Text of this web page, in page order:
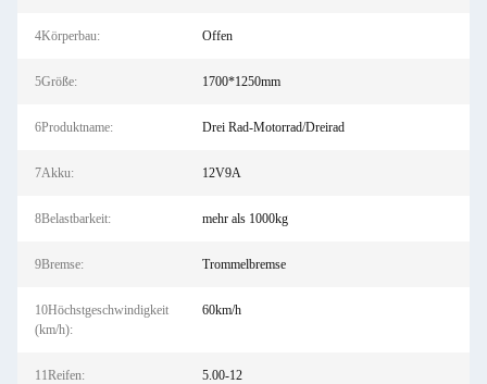
4Körperbau: Offen
5Größe: 1700*1250mm
6Produktname: Drei Rad-Motorrad/Dreirad
7Akku: 12V9A
8Belastbarkeit: mehr als 1000kg
9Bremse: Trommelbremse
10Höchstgeschwindigkeit
(km/h):
60km/h
11Reifen: 5.00-12